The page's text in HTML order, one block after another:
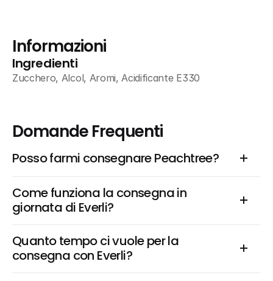
Informazioni
Ingredienti
Zucchero, Alcol, Aromi, Acidificante E330
Domande Frequenti
Posso farmi consegnare Peachtree?
Come funziona la consegna in
giornata di Everli?
Quanto tempo ci vuole per la
consegna con Everli?